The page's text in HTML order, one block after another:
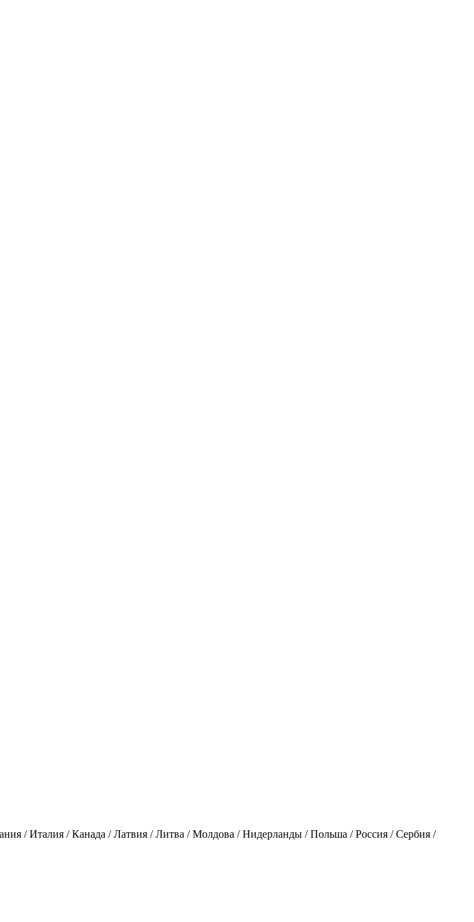
/ Италия / Канада / Латвия / Литва / Молдова / Нидерланды / Польша / Россия / Сербия /